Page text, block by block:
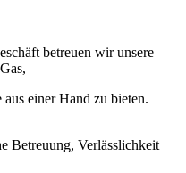
betreuen wir unsere
einer Hand zu bieten.
Betreuung, Verlässlichkeit